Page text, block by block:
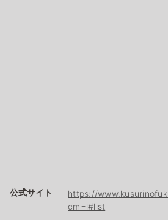
公式サイト
https://
cm=l#list